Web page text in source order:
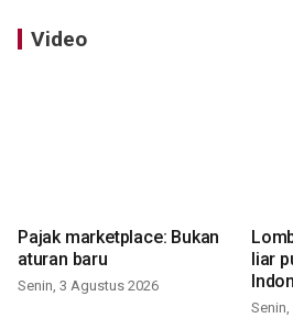
Video
Pajak marketplace: Bukan
aturan baru
Senin, 3 Agustus 2026
liar